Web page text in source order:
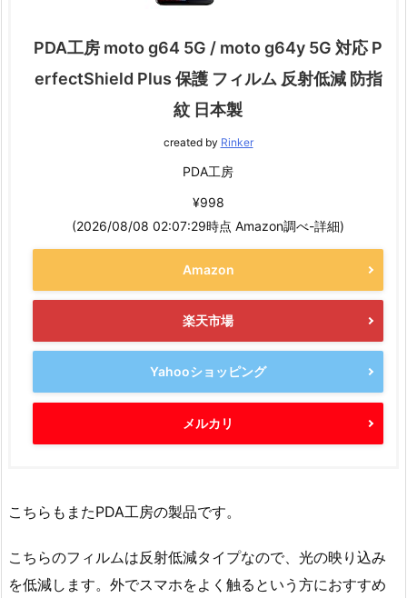
PDA工房 moto g64 5G / moto g64y 5G 対応 P
erfectShield Plus 保護 フィルム 反射低減 防指
紋 日本製
created by Rinker
PDA工房
¥998
(2026/08/08 02:07:29時点 Amazon調べ-詳細)
Amazon
楽天市場
Yahooショッピング
メルカリ
こちらもまたPDA工房の製品です。
こちらのフィルムは反射低減タイプなので、光の映り込み
を低減します。外でスマホをよく触るという方におすすめ